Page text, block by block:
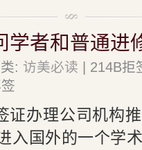
学者和普通进
: 访美必读 | 214B
证办理公司机构
入国外的一个学